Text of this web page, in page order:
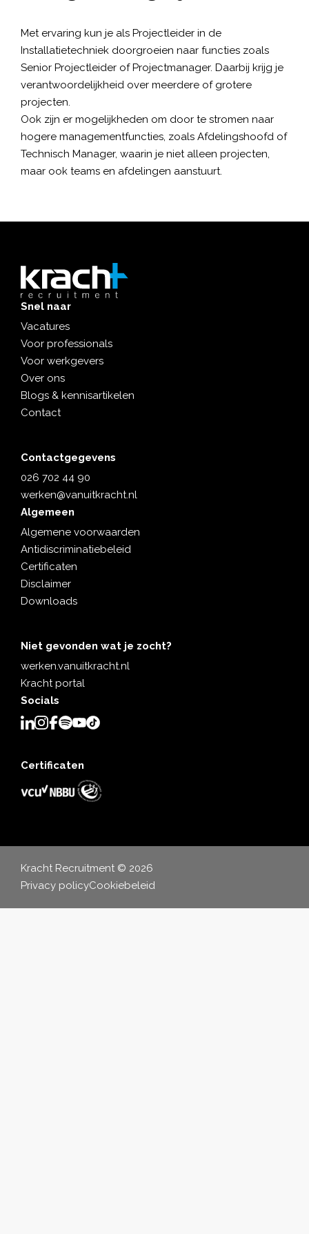
Met ervaring kun je als Projectleider in de
Installatietechniek doorgroeien naar functies zoals
Senior Projectleider of Projectmanager. Daarbij krijg je
verantwoordelijkheid over meerdere of grotere
projecten.
Ook zijn er mogelijkheden om door te stromen naar
hogere managementfuncties, zoals Afdelingshoofd of
Technisch Manager, waarin je niet alleen projecten,
maar ook teams en afdelingen aanstuurt.
Snel naar
Vacatures
Voor professionals
Voor werkgevers
Over ons
Blogs & kennisartikelen
Contact
Contactgegevens
026 702 44 90
werken@vanuitkracht.nl
Algemeen
Algemene voorwaarden
Antidiscriminatiebeleid
Certificaten
Disclaimer
Downloads
Niet gevonden wat je zocht?
werken.vanuitkracht.nl
Kracht portal
Socials
Certificaten
Kracht Recruitment © 2026
Privacy policyCookiebeleid